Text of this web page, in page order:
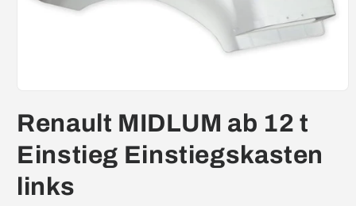
in
Modal
öffnen
Renault MIDLUM ab 12 t
Einstieg Einstiegskasten
links